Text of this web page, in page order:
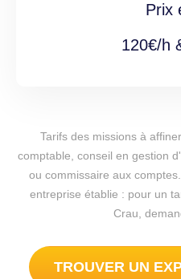
Prix
120€/h
Tarifs des missions à
comptable, conseil en gestion
ou commissaire aux
entreprise établie : pour un
Crau,
TROUVER UN